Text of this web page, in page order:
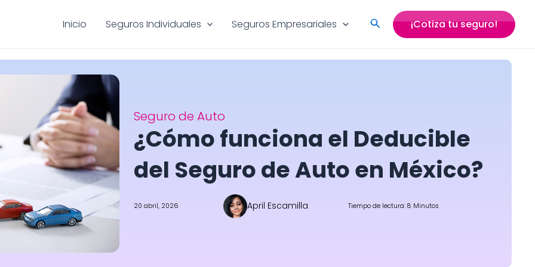
Inicio Seguros Individuales Seguros Empresariales Search ¡Cotiza tu seguro!
Seguro de Auto
¿Cómo funciona el Deducible
del Seguro de Auto en México?
20 abril, 2026 April Escamilla Tiempo de lectura: 8 Minutos